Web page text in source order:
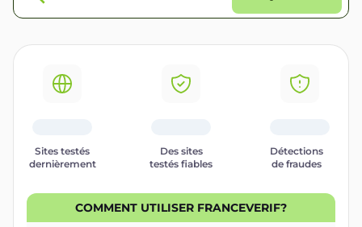
Sites testés
dernièrement
Des sites
testés fiables
Détections
de fraudes
COMMENT UTILISER FRANCEVERIF?